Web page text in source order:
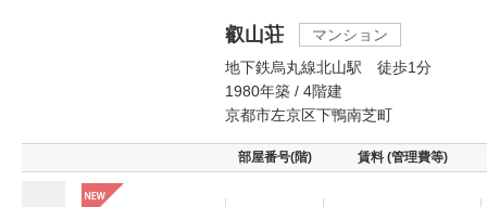
叡山荘
マンション
地下鉄烏丸線北山駅 徒歩1分
1980年築 / 4階建
京都市左京区下鴨南芝町
部屋番号(階) 賃料 (管理費等)